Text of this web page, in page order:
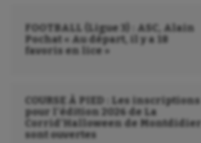
Tir
Triathlon
Ultimate frisbee
FOOTBALL (Ligue 3) : ASC, Alain
Pochat « Au départ, il y a 18
favoris en lice »
COURSE À PIED : Les inscriptions
pour l’édition 2026 de La
Corrid’Halloween de Montdidier
sont ouvertes